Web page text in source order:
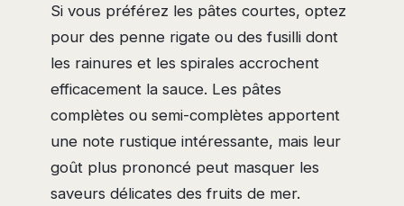
Si vous préférez les pâtes courtes, optez
pour des penne rigate ou des fusilli dont
les rainures et les spirales accrochent
efficacement la sauce. Les pâtes
complètes ou semi-complètes apportent
une note rustique intéressante, mais leur
goût plus prononcé peut masquer les
saveurs délicates des fruits de mer.